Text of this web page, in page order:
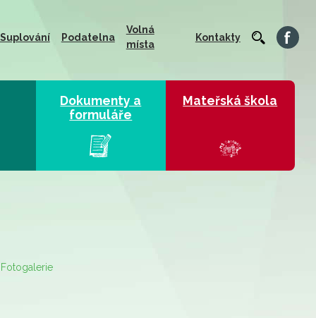
Suplování Podatelna
Volná
místa
Kontakty
Dokumenty a
formuláře
Mateřská škola
Fotogalerie